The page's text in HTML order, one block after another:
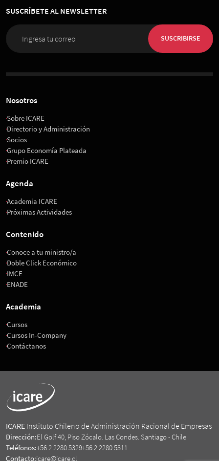
SUSCRÍBETE AL NEWSLETTER
SUSCRIBIRSE
Nosotros
Sobre ICARE
Directorio y Administración
Socios
Grupo Economía Plateada
Premio ICARE
Agenda
Academia ICARE
Próximas Actividades
Contenido
Conoce a tu ministro/a
Doble Click Económico
IMCE
ENADE
Academia
Cursos
Cursos In-Company
Contáctanos
ICARE Instituto Chileno de Administración Racional de Empresas
Dirección:El Golf 40, Piso Zócalo. Las Condes. Santiago - Chile
Teléfonos:+56 2 2280 5329+56 2 2280 5311
Contacto:icare@icare.cl